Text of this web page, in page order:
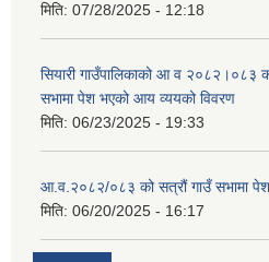
मिति: 07/28/2025 - 12:18
सियारी गाउँपालिकाको आ व
सभामा पेश भएको आय व्ययको विवरण
मिति: 06/23/2025 - 19:33
आ.व.२०८२/०८३ को सत्रौं गाउँ सभामा पेश
मिति: 06/20/2025 - 16:17